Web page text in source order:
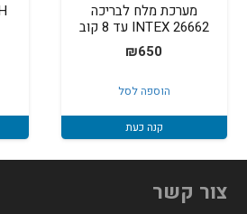
מערכת מלח לבריכה
INTEX 26662 עד 8 קוב
₪650
הוספה לסל
קנה כעת
צור קשר